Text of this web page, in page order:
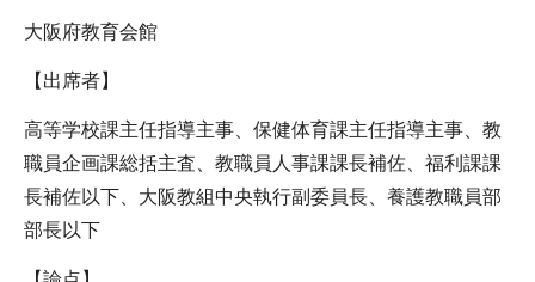
大阪府教育会館
【出席者】
高等学校課主任指導主事、保健体育課主任指導主事、教
職員企画課総括主査、教職員人事課課長補佐、福利課課
長補佐以下、大阪教組中央執行副委員長、養護教職員部
部長以下